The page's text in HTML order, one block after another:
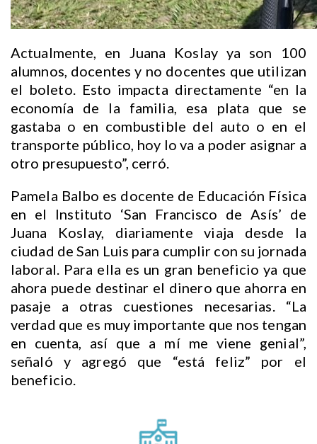
Actualmente, en Juana Koslay ya son 100
alumnos, docentes y no docentes que utilizan
el boleto. Esto impacta directamente “en la
economía de la familia, esa plata que se
gastaba o en combustible del auto o en el
transporte público, hoy lo va a poder asignar a
otro presupuesto”, cerró.
Pamela Balbo es docente de Educación Física
en el Instituto ‘San Francisco de Asís’ de
Juana Koslay, diariamente viaja desde la
ciudad de San Luis para cumplir con su jornada
laboral. Para ella es un gran beneficio ya que
ahora puede destinar el dinero que ahorra en
pasaje a otras cuestiones necesarias. “La
verdad que es muy importante que nos tengan
en cuenta, así que a mí me viene genial”,
señaló y agregó que “está feliz” por el
beneficio.